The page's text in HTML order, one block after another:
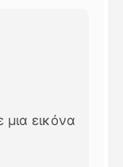
μια εικόνα